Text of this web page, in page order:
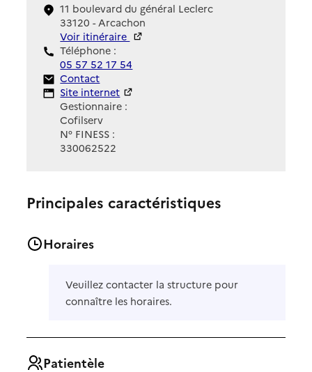
11 boulevard du général Leclerc
33120 - Arcachon
Voir itinéraire
Téléphone :
05 57 52 17 54
Contact
Contact
Site Internet
Site internet
Gestionnaire :
Cofilserv
N° FINESS :
330062522
Principales caractéristiques
Horaires
Veuillez contacter la structure pour
connaître les horaires.
Patientèle